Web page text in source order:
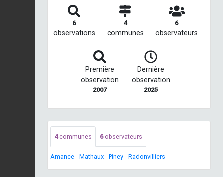
6
observations
4
communes
6
observateurs
Première
observation
2007
Dernière
observation
2025
4communes 6observateurs
Amance - Mathaux - Piney - Radonvilliers